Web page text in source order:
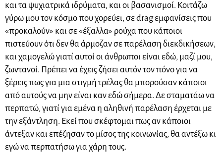
και τα ψυχιατρικά ιδρύματα, και οι βασανισμοί. Κοιτάζω
γύρω μου τον κόσμο που χορεύει, σε drag εμφανίσεις που
«προκαλούν» και σε «έξαλλα» ρούχα που κάποιοι
πιστεύουν ότι δεν θα άρμοζαν σε παρέλαση διεκδικήσεων,
και χαμογελώ γιατί αυτοί οι άνθρωποι είναι εδώ, μαζί μου,
ζωντανοί. Πρέπει να έχεις ζήσει αυτόν τον πόνο για να
ξέρεις πως για μια στιγμή τρέλας θα μπορούσαν κάποιοι
από αυτούς να μην είναι καν εδώ σήμερα. Δε σταματάω να
περπατώ, γιατί για εμένα η αληθινή παρέλαση έρχεται με
την εξάντληση. Εκεί που σκέφτομαι πως αν κάποιοι
άντεξαν και επέζησαν το μίσος της κοινωνίας, θα αντέξω κι
εγώ να περπατήσω για χάρη τους.